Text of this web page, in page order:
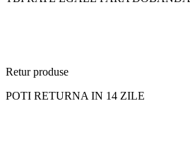
Retur produse
POTI RETURNA IN 14 ZILE